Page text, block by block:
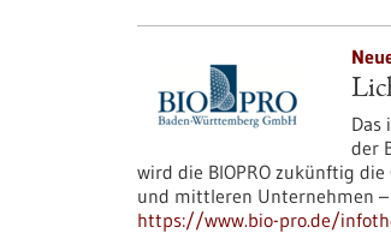
Das
der
wird die BIOPRO zukünftig
und mittleren Unternehmen
https://www.bio-pro.de/